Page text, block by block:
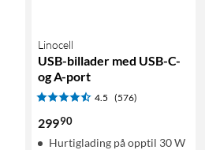
Linocell
USB-billader med USB-C-
og A-port
4.5 (576)
29990
Hurtiglading på opptil 30 W